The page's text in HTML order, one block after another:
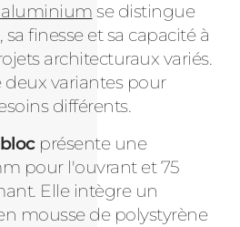
aluminium se distingue
sa finesse et sa capacité à
architecturaux variés.
variantes pour
différents.
présente une
pour l'ouvrant et 75
Elle intègre un
mousse de polystyrène